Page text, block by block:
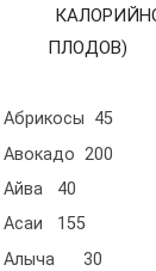
ПЛОДОВ)
Абрикосы 45
Авокадо 200
Айва 40
Асаи 155
Алыча 30